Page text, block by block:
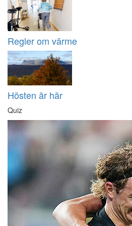
Regler om värme
Hösten är här
Quiz